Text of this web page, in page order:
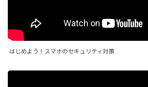
はじめよう！スマホのセキュリティ対策